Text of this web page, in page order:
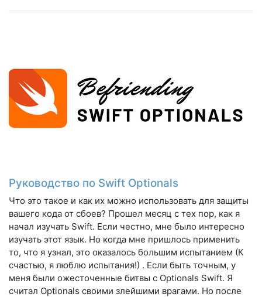
Руководство по Swift Optionals
Что это такое и как их можно использовать для защиты
вашего кода от сбоев? Прошел месяц с тех пор, как я
начал изучать Swift. Если честно, мне было интересно
изучать этот язык. Но когда мне пришлось применить
то, что я узнал, это оказалось большим испытанием (К
счастью, я люблю испытания!) . Если быть точным, у
меня были ожесточенные битвы с Optionals Swift. Я
считал Optionals своими злейшими врагами. Но после